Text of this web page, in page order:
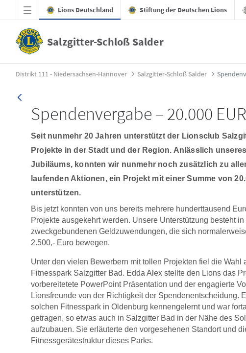
Zum Hauptinhalt springen
Lions Deutschland Stiftung der Deutschen Lions
Salzgitter-Schloß Salder
Spendenvergabe &#8211; 20.000 EURO für
Distrikt 111 - Niedersachsen-Hannover Salzgitter-Schloß Salder
Spendenvergabe – 20.000
Seit nunmehr 20 Jahren unterstützt der Lionsclub
Projekte in der Stadt und der Region. Anlässlich
Jubiläums, konnten wir nunmehr noch zusätzlich zu
laufenden Aktionen, ein Projekt mit einer Summe von
unterstützen.
Bis jetzt konnten von uns bereits mehrere hunderttausend
Projekte ausgekehrt werden. Unsere Unterstützung besteht
zweckgebundenen Geldzuwendungen, die sich
2.500,- Euro bewegen.
Unter den vielen Bewerbern mit tollen Projekten fiel die Wahl
Fitnesspark Salzgitter Bad. Edda Alex stellte den Lions das
vorbereitetete PowerPoint Präsentation und der engagierte
Lionsfreunde von der Richtigkeit der Spendenentscheidung.
solchen Fitnesspark in Oldenburg kennengelernt und war
getragen, so etwas auch in Salzgitter Bad in der Nähe des
aufzubauen. Sie erläuterte den vorgesehenen Standort und
Fitnessgerätestruktur dieses Parks.